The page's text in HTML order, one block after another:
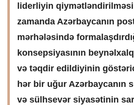
liderliyin
zamanda Azərbaycanın
mərhələsində
konsepsiyasının
və təqdir edildiyinin
hər bir uğur Azərbaycanın
və sülhsevər siyasətinin